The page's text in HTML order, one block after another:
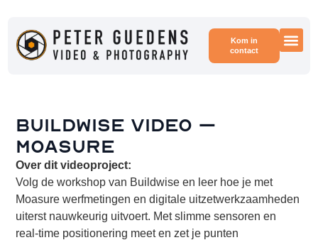
Kom in
contact
Buildwise video –
Moasure
Over dit videoproject:
Volg de workshop van Buildwise en leer hoe je met
Moasure werfmetingen en digitale uitzetwerkzaamheden
uiterst nauwkeurig uitvoert. Met slimme sensoren en
real‑time positionering meet en zet je punten